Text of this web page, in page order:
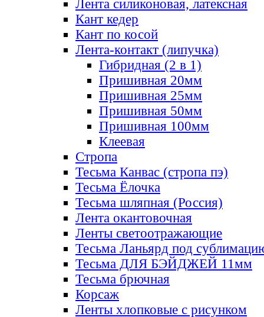
Лента силиконовая, латексная
Кант кедер
Кант по косой
Лента-контакт (липучка)
Гибридная (2 в 1)
Пришивная 20мм
Пришивная 25мм
Пришивная 50мм
Пришивная 100мм
Клеевая
Стропа
Тесьма Канвас (стропа пэ)
Тесьма Ёлочка
Тесьма шляпная (Россия)
Лента окантовочная
Ленты светоотражающие
Тесьма Ланьярд под
Тесьма ДЛЯ БЭЙДЖЕЙ 11мм
Тесьма брючная
Корсаж
Ленты хлопковые с рисунком